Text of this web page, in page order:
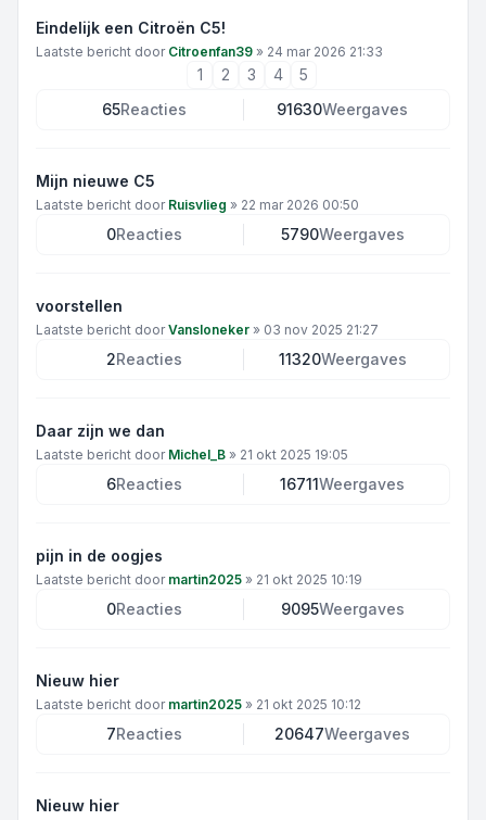
Eindelijk een Citroën C5!
Laatste bericht door Citroenfan39 » 24 mar 2026 21:33
1 2 3 4
5
65Reacties 91630Weergaves
Mijn nieuwe C5
Laatste bericht door Ruisvlieg » 22 mar 2026 00:50
0Reacties 5790Weergaves
voorstellen
Laatste bericht doorVansloneker » 03 nov 2025 21:27
2Reacties 11320Weergaves
Daar zijn we dan
Laatste bericht door Michel_B » 21 okt 2025 19:05
6Reacties 16711Weergaves
pijn in de oogjes
Laatste bericht door martin2025 » 21 okt 2025 10:19
0Reacties 9095Weergaves
Nieuw hier
Laatste bericht door martin2025 » 21 okt 2025 10:12
7Reacties 20647Weergaves
Nieuw hier